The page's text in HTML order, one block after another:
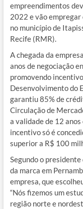
empreendimentos
2022 e vão empregar
no município de
Recife (RMR).
A chegada da
anos de negociação
promovendo
Desenvolvimento do
garantiu 85% de
Circulação de
a validade de 12
incentivo só é
superior a R$ 100
Segundo o
da marca em
empresa, que
“Nós fizemos um
região norte e